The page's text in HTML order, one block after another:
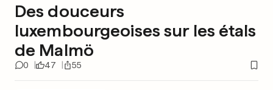
Des douceurs
luxembourgeoises sur les étals
de Malmö
0 47 55